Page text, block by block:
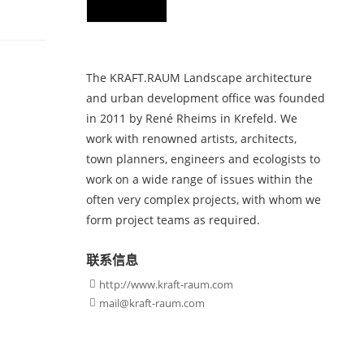
The KRAFT.RAUM Landscape architecture
and urban development office was founded
in 2011 by René Rheims in Krefeld. We
work with renowned artists, architects,
town planners, engineers and ecologists to
work on a wide range of issues within the
often very complex projects, with whom we
form project teams as required.
联系信息
 http://www.kraft-raum.com
 mail@kraft-raum.com